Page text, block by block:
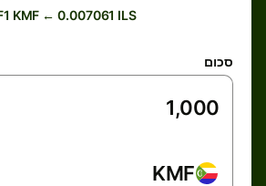
CF1 KMF ← 0.007061 ILS
סכום
KMF